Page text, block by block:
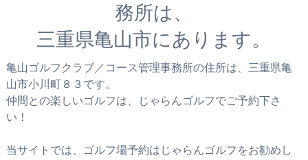
務所は、
三重県亀山市にあります。
亀山ゴルフクラブ／コース管理事務所の住所は、三重県亀
山市小川町８３です。
仲間との楽しいゴルフは、じゃらんゴルフでご予約下さ
い！
当サイトでは、ゴルフ場予約はじゃらんゴルフをお勧めし